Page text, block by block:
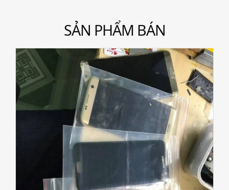
SẢN PHẨM BÁN